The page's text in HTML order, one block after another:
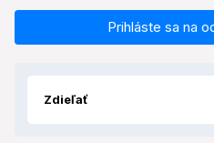
Prihláste sa na
Zdieľať